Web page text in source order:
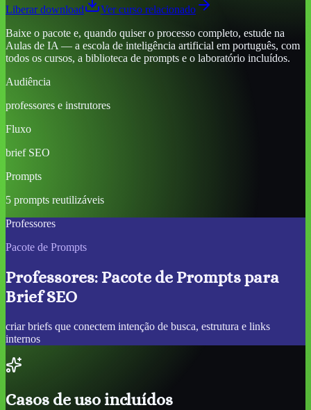
Liberar download
Ver curso relacionado
Baixe o pacote e, quando quiser o processo completo, estude na
Aulas de IA — a escola de inteligência artificial em português, com
todos os cursos, a biblioteca de prompts e o laboratório incluídos.
Audiência
professores e instrutores
Fluxo
brief SEO
Prompts
5 prompts reutilizáveis
Professores
Pacote de Prompts
Professores: Pacote de Prompts para
Brief SEO
criar briefs que conectem intenção de busca, estrutura e links
internos
Casos de uso incluídos